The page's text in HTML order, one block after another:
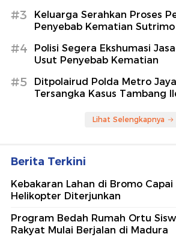
#3
Keluarga Serahkan Proses
Penyebab Kematian Sutrimo
#4
Polisi Segera Ekshumasi
Usut Penyebab Kematian
#5
Ditpolairud Polda Metro
Tersangka Kasus Tambang
Lihat Selengkapnya
Berita Terkini
Kebakaran Lahan di Bromo
Helikopter Diterjunkan
Program Bedah Rumah Ortu
Rakyat Mulai Berjalan di Madura